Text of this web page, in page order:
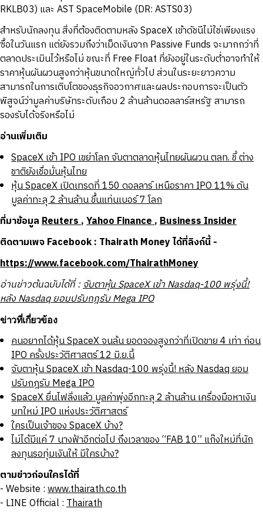
RKLB03) และ AST SpaceMobile (DR: ASTS03)
สำหรับนักลงทุน สิ่งที่ต้องติดตามหลัง SpaceX เข้าดัชนีไม่ใช่เพียงแรง
ซื้อในวันแรก แต่ยังรวมถึงว่าเม็ดเงินจาก Passive Funds จะมากกว่าที่
ตลาดประเมินไว้หรือไม่ ขณะที่ Free Float ที่ยังอยู่ในระดับต่ำอาจทำให้
ราคาหุ้นผันผวนสูงกว่าหุ้นขนาดใหญ่ทั่วไป ส่วนในระยะยาวความ
สามารถในการเติบโตของธุรกิจอวกาศและผลประกอบการจะเป็นตัว
พิสูจน์ว่ามูลค่าบริษัทระดับเกือบ 2 ล้านล้านดอลลาร์สหรัฐ สามารถ
รองรับได้จริงหรือไม่
อ่านเพิ่มเติม
SpaceX เข้า IPO เขย่าโลก จับตาตลาดหุ้นไทยผันผวน ตลท. ชี้ ต่าง
ชาติยังเชื่อมั่นหุ้นไทย
หุ้น SpaceX เปิดเทรดที่ 150 ดอลลาร์ เหนือราคา IPO 11% ดัน
มูลค่าทะลุ 2 ล้านล้าน ขึ้นแท่นเบอร์ 7 โลก
ที่มาข้อมูลReuters,Yahoo Finance,Business Insider
ติดตามเพจ Facebook : Thairath Money ได้ที่ลิงก์นี้ -
https://www.facebook.com/ThairathMoney
อ่านข่าวต้นฉบับได้ที่ :จับตาหุ้น SpaceX เข้า Nasdaq-100 พรุ่งนี้!
หลัง Nasdaq ยอมปรับกฎรับ Mega IPO
ข่าวที่เกี่ยวข้อง
คนอยากได้หุ้น SpaceX จนล้น ยอดจองสูงกว่าที่เปิดขาย 4 เท่า ก่อน
IPO ครั้งประวัติศาสตร์ 12 มิ.ย.นี้
จับตาหุ้น SpaceX เข้า Nasdaq-100 พรุ่งนี้! หลัง Nasdaq ยอม
ปรับกฎรับ Mega IPO
SpaceX ยื่นไฟลิ่งแล้ว มูลค่าพุ่งอีกทะลุ 2 ล้านล้าน เครื่องมือหาเงิน
บทใหม่ IPO แห่งประวัติศาสตร์
ใครเป็นเจ้าของ SpaceX บ้าง?
ไม่ได้มีแค่ 7 นางฟ้าอีกต่อไป ถึงเวลาของ “FAB 10” แก๊งใหม่ที่นัก
ลงทุนรอทุ่มเงินให้ มีใครบ้าง?
ตามข่าวก่อนใครได้ที่
- Website :www.thairath.co.th
- LINE Official :Thairath